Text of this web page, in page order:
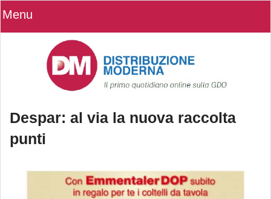
Menu
Despar: al via la nuova raccolta
punti